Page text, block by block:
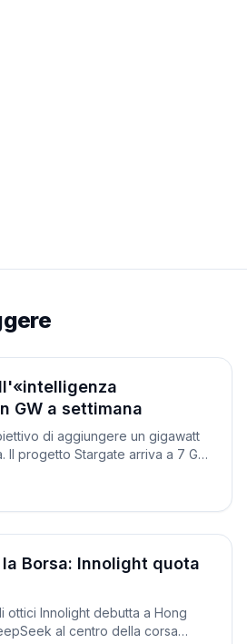
GW a settimana
di aggiungere un gigawatt
Il progetto Stargate arriva a 7 GW
Borsa: Innolight quota
ottici Innolight debutta a Hong
al centro della corsa